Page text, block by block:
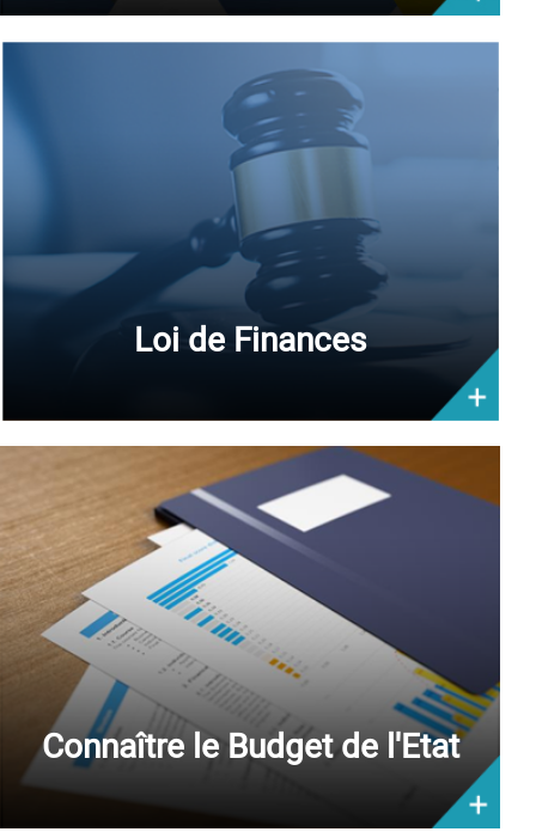
Loi de Finances
Connaître le Budget de l'Etat